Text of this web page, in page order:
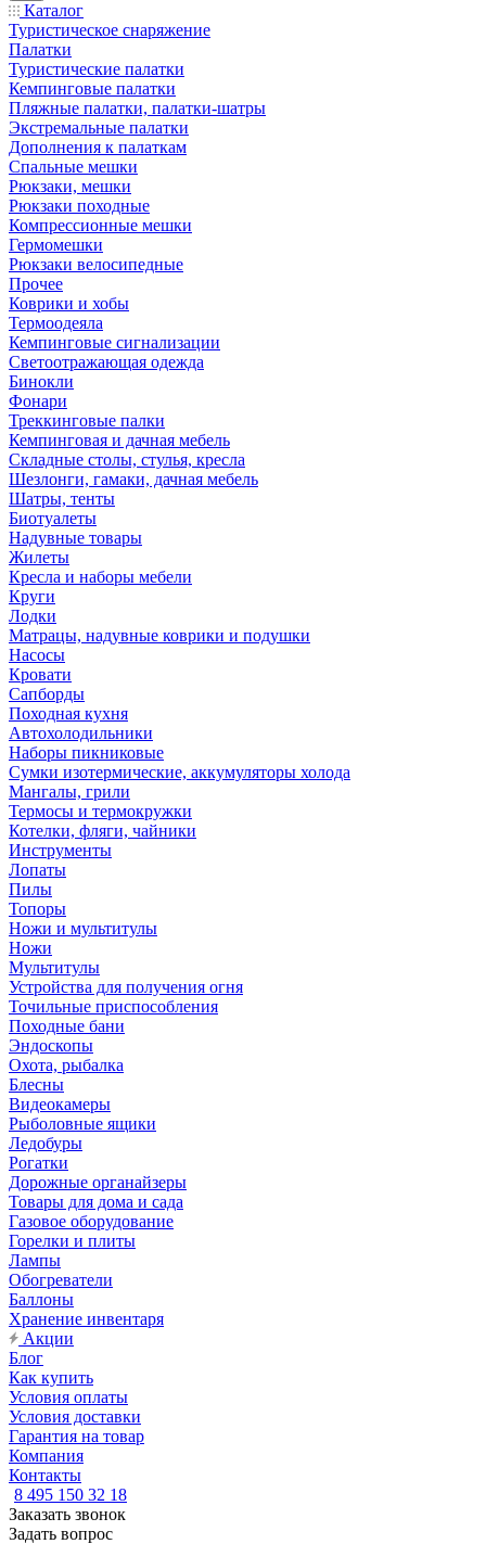
Каталог
Туристическое снаряжение
Палатки
Туристические палатки
Кемпинговые палатки
Пляжные палатки, палатки-шатры
Экстремальные палатки
Дополнения к палаткам
Спальные мешки
Рюкзаки, мешки
Рюкзаки походные
Компрессионные мешки
Гермомешки
Рюкзаки велосипедные
Прочее
Коврики и хобы
Термоодеяла
Кемпинговые сигнализации
Светоотражающая одежда
Бинокли
Фонари
Треккинговые палки
Кемпинговая и дачная мебель
Складные столы, стулья, кресла
Шезлонги, гамаки, дачная мебель
Шатры, тенты
Биотуалеты
Надувные товары
Жилеты
Кресла и наборы мебели
Круги
Лодки
Матрацы, надувные коврики и подушки
Насосы
Кровати
Сапборды
Походная кухня
Автохолодильники
Наборы пикниковые
Сумки изотермические, аккумуляторы холода
Мангалы, грили
Термосы и термокружки
Котелки, фляги, чайники
Инструменты
Лопаты
Пилы
Топоры
Ножи и мультитулы
Ножи
Мультитулы
Устройства для получения огня
Точильные приспособления
Походные бани
Эндоскопы
Охота, рыбалка
Блесны
Видеокамеры
Рыболовные ящики
Ледобуры
Рогатки
Дорожные органайзеры
Товары для дома и сада
Газовое оборудование
Горелки и плиты
Лампы
Обогреватели
Баллоны
Хранение инвентаря
Акции
Блог
Как купить
Условия оплаты
Условия доставки
Гарантия на товар
Компания
Контакты
8 495 150 32 18
Заказать звонок
Задать вопрос